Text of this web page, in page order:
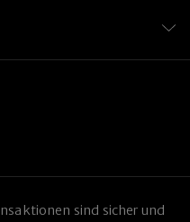
sind sicher und